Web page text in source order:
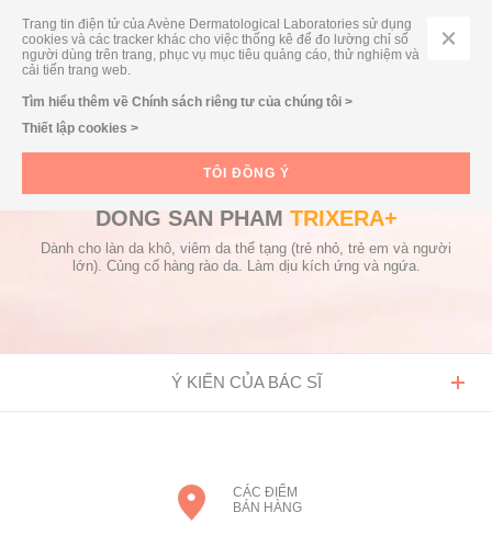
Trang tin điện tử của Avène Dermatological Laboratories sử dụng
cookies và các tracker khác cho việc thống kê để đo lường chỉ số
người dùng trên trang, phục vụ mục tiêu quảng cáo, thử nghiệm và
cải tiến trang web.
Tìm hiểu thêm về Chính sách riêng tư của chúng tôi >
Thiết lập cookies >
TÔI ĐỒNG Ý
TÌM KIẾM THEO DÒNG SẢN PHẨM/ THEO NHU CẦU
DÒNG SẢN PHẨM TRIXÉRA+
Dành cho làn da khô, viêm da thể tạng (trẻ nhỏ, trẻ em và người
lớn). Củng cố hàng rào da. Làm dịu kích ứng và ngứa.
Ý KIẾN CỦA BÁC SĨ
CÁC ĐIỂM
BÁN HÀNG